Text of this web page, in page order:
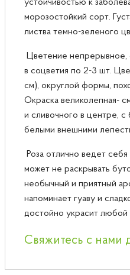
устойчивостью к
морозостойкий сорт.
листва темно-зеленого
Цветение непрерывное,
в соцветия по 2-3 шт.
см), округлой формы,
Окраска великолепная-
и сливочного в центре,
белыми внешними
Роза отлично ведет
может не раскрывать
необычный и приятный
напоминает гуаву и
достойно украсит любой
Свяжитесь с нами